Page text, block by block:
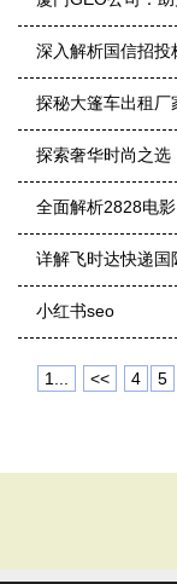
深入解析国信招投
探秘大篷车出租厂
探索奢华时尚之选
全面解析2828电
详解飞时达快递国
小红书seo
1... << 4 5